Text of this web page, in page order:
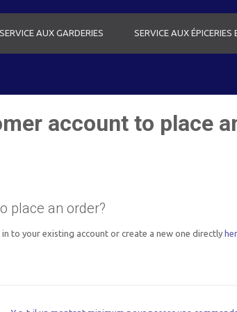
SERVICE AUX GARDERIES SERVICE AUX ÉPICERIES
account to place
place an order?
to your existing account or create a new one directly